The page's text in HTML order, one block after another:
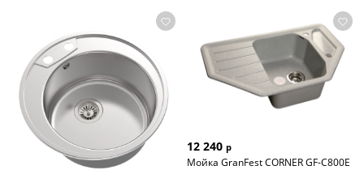
12 240 р
Мойка GranFest CORNER GF-C800E